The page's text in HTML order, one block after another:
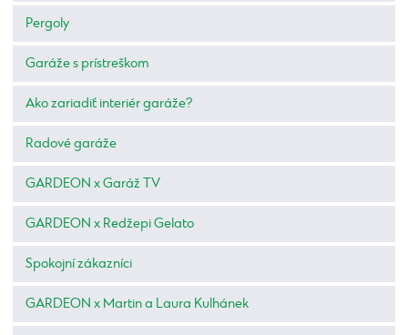
Pergoly
Garáže s prístreškom
Ako zariadiť interiér garáže?
Radové garáže
GARDEON x Garáž TV
GARDEON x Redžepi Gelato
Spokojní zákazníci
GARDEON x Martin a Laura Kulhánek